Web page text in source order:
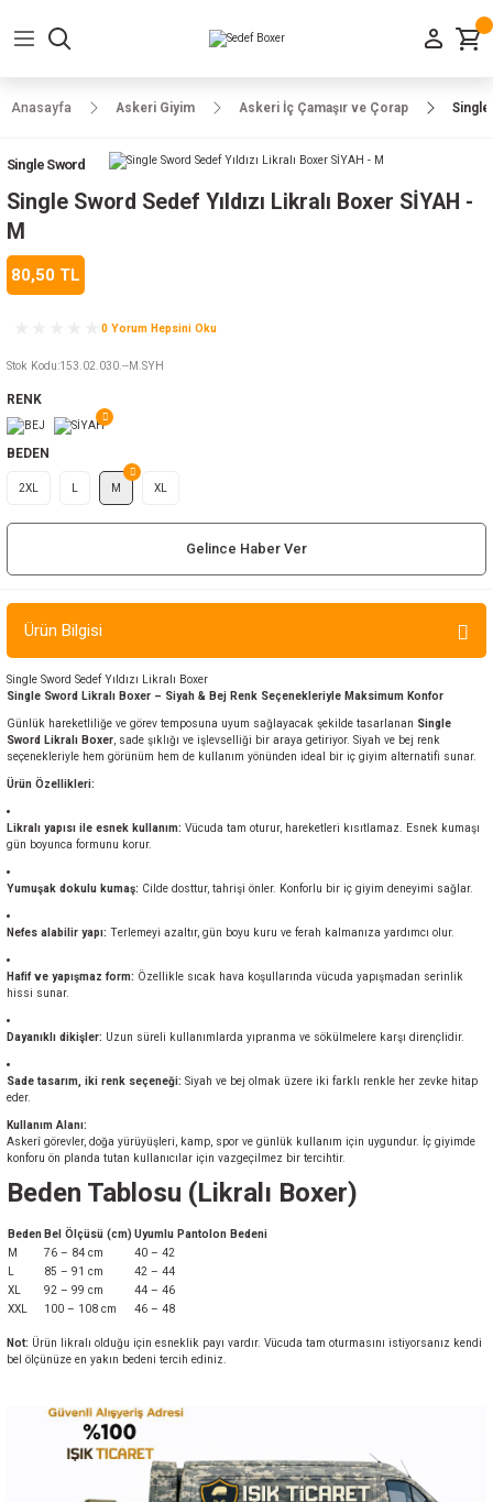
Geri Dön
Geri Dön
Geri Dön
Geri Dön
Geri Dön
Geri Dön
Geri Dön
Anasayfa Askeri Giyim Askeri İç Çamaşır ve Çorap Single
Single Sword
Single Sword Sedef Yıldızı Likralı Boxer SİYAH -
M
80,50 TL
0 Yorum Hepsini Oku
Stok Kodu:153.02.030.--M.SYH
RENK
BEDEN
2XL L M XL
Gelince Haber Ver
Ürün Bilgisi
Single Sword Sedef Yıldızı Likralı Boxer
Single Sword Likralı Boxer – Siyah & Bej Renk Seçenekleriyle Maksimum Konfor
Günlük hareketliliğe ve görev temposuna uyum sağlayacak şekilde tasarlanan Single
Sword Likralı Boxer, sade şıklığı ve işlevselliği bir araya getiriyor. Siyah ve bej renk
seçenekleriyle hem görünüm hem de kullanım yönünden ideal bir iç giyim alternatifi sunar.
Ürün Özellikleri:
Likralı yapısı ile esnek kullanım: Vücuda tam oturur, hareketleri kısıtlamaz. Esnek kumaşı
gün boyunca formunu korur.
Yumuşak dokulu kumaş: Cilde dosttur, tahrişi önler. Konforlu bir iç giyim deneyimi sağlar.
Nefes alabilir yapı: Terlemeyi azaltır, gün boyu kuru ve ferah kalmanıza yardımcı olur.
Hafif ve yapışmaz form: Özellikle sıcak hava koşullarında vücuda yapışmadan serinlik
hissi sunar.
Dayanıklı dikişler: Uzun süreli kullanımlarda yıpranma ve sökülmelere karşı dirençlidir.
Sade tasarım, iki renk seçeneği: Siyah ve bej olmak üzere iki farklı renkle her zevke hitap
eder.
Kullanım Alanı:
Askerî görevler, doğa yürüyüşleri, kamp, spor ve günlük kullanım için uygundur. İç giyimde
konforu ön planda tutan kullanıcılar için vazgeçilmez bir tercihtir.
Beden Tablosu (Likralı Boxer)
Beden Bel Ölçüsü (cm) Uyumlu Pantolon Bedeni
M
76 – 84 cm
40 – 42
L
85 – 91 cm
42 – 44
XL
92 – 99 cm
44 – 46
XXL
100 – 108 cm 46 – 48
Not: Ürün likralı olduğu için esneklik payı vardır. Vücuda tam oturmasını istiyorsanız kendi
bel ölçünüze en yakın bedeni tercih ediniz.